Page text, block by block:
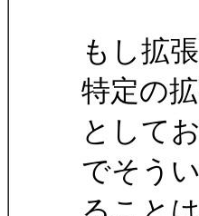
もし拡
特定の
として
でそう